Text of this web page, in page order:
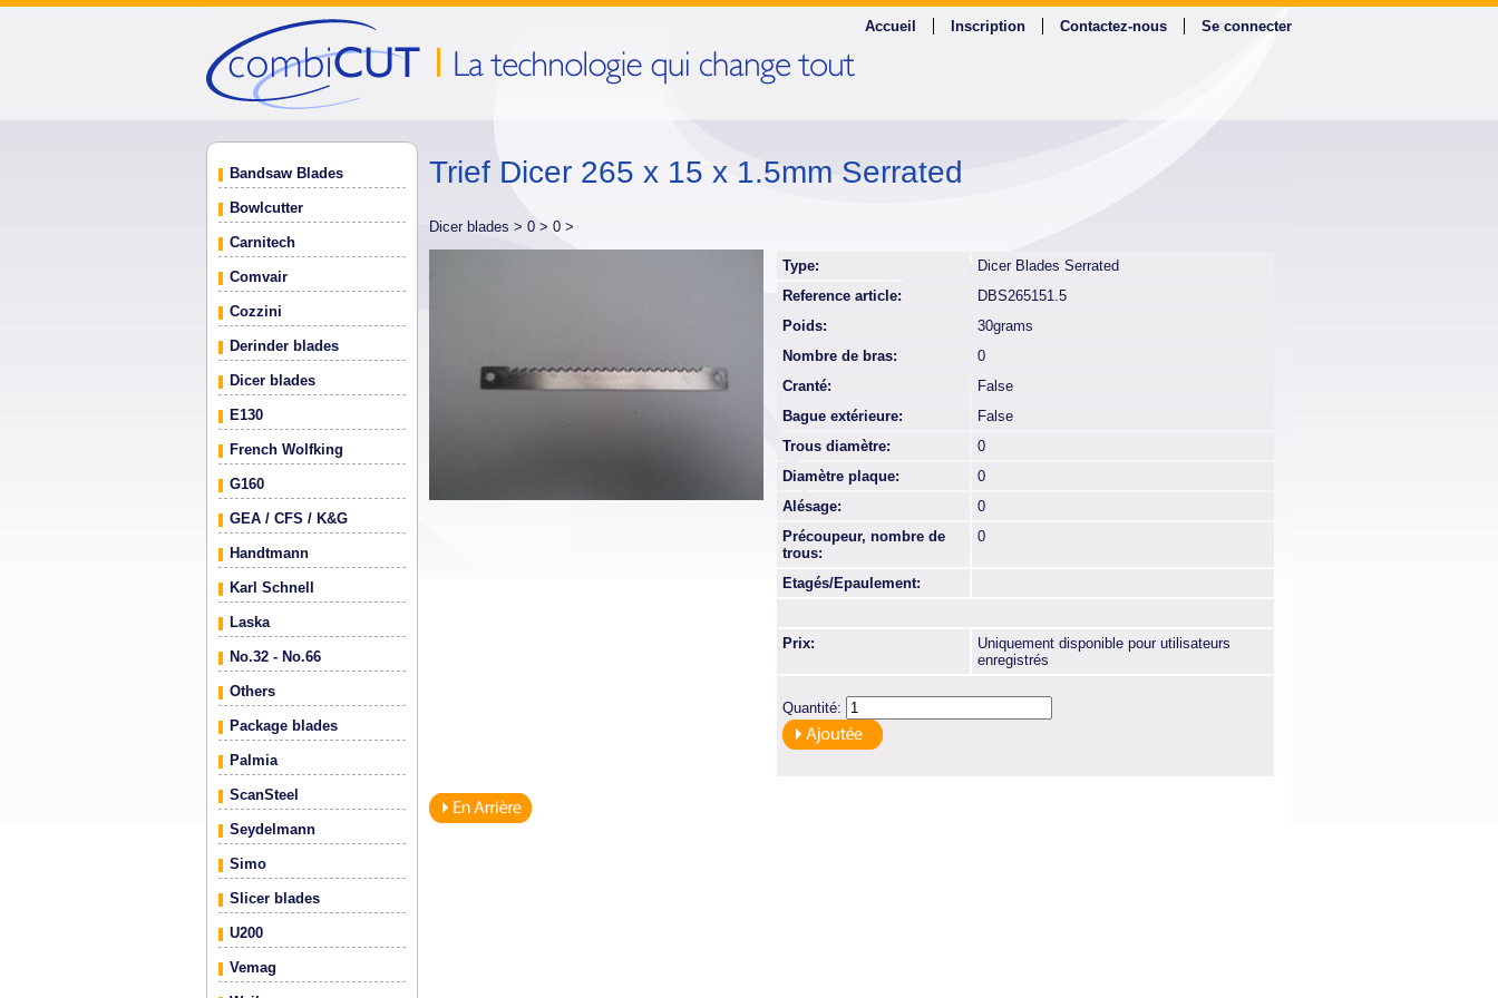
Se connecter
Contactez-nous
Inscription
Accueil
Bandsaw Blades
Bowlcutter
Carnitech
Comvair
Cozzini
Derinder blades
Dicer blades
E130
French Wolfking
G160
GEA / CFS / K&G
Handtmann
Karl Schnell
Laska
No.32 - No.66
Others
Package blades
Palmia
ScanSteel
Seydelmann
Simo
Slicer blades
U200
Vemag
Trief Dicer 265 x 15 x 1.5mm Serrated
Dicer blades > 0 > 0 >
Type:
Dicer Blades Serrated
Reference article:
DBS265151.5
Poids:
30grams
Nombre de bras:
0
Cranté:
False
Bague extérieure:
False
Trous diamètre:
0
Diamètre plaque:
0
Alésage:
0
Précoupeur, nombre de
trous:
0
Etagés/Epaulement:
Prix:
Uniquement disponible pour utilisateurs
enregistrés
Quantité: